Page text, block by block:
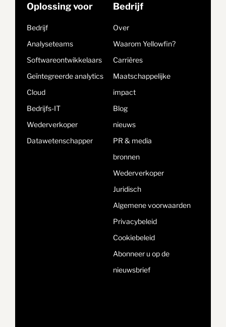
Oplossing voor
Bedrijf
Analyseteams
Softwareontwikkelaars
Geïntegreerde analytics
Cloud
Bedrijfs-IT
Wederverkoper
Datawetenschapper
Bedrijf
Over
Waarom Yellowfin?
Carrières
Maatschappelijke
impact
Blog
nieuws
PR & media
bronnen
Wederverkoper
Juridisch
Algemene voorwaarden
Privacybeleid
Cookiebeleid
Abonneer u op de
nieuwsbrief